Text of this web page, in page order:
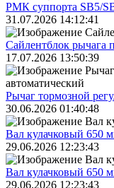
РМК суппорта SB5/
31.07.2026 14:12:41
Сайлентблок рычага
17.07.2026 13:50:39
Рычаг тормозной
30.06.2026 01:40:48
Вал кулачковый 650
29.06.2026 12:23:43
Вал кулачковый 650
29.06.2026 12:23:43